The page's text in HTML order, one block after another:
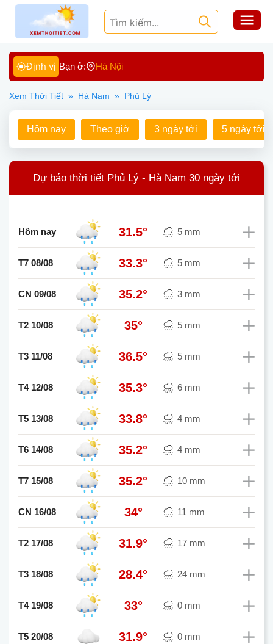
Định vị Bạn ở: Hà Nội
Xem Thời Tiết » Hà Nam » Phủ Lý
Hôm nay Theo giờ 3 ngày tới 5 ngày tới
Dự báo thời tiết Phủ Lý - Hà Nam 30 ngày tới
Hôm nay 31.5° 5 mm
T7 08/08 33.3° 5 mm
CN 09/08 35.2° 3 mm
T2 10/08 35° 5 mm
T3 11/08 36.5° 5 mm
T4 12/08 35.3° 6 mm
T5 13/08 33.8° 4 mm
T6 14/08 35.2° 4 mm
T7 15/08 35.2° 10 mm
CN 16/08 34° 11 mm
T2 17/08 31.9° 17 mm
T3 18/08 28.4° 24 mm
T4 19/08 33° 0 mm
T5 20/08 31.9° 0 mm